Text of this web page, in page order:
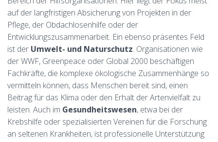
auf der langfristigen Absicherung von Projekten in der
Pflege, der Obdachlosenhilfe oder der
Entwicklungszusammenarbeit. Ein ebenso präsentes Feld
ist der Umwelt- und Naturschutz. Organisationen wie
der WWF, Greenpeace oder Global 2000 beschäftigen
Fachkräfte, die komplexe ökologische Zusammenhänge so
vermitteln können, dass Menschen bereit sind, einen
Beitrag für das Klima oder den Erhalt der Artenvielfalt zu
leisten. Auch im Gesundheitswesen, etwa bei der
Krebshilfe oder spezialisierten Vereinen für die Forschung
an seltenen Krankheiten, ist professionelle Unterstützung